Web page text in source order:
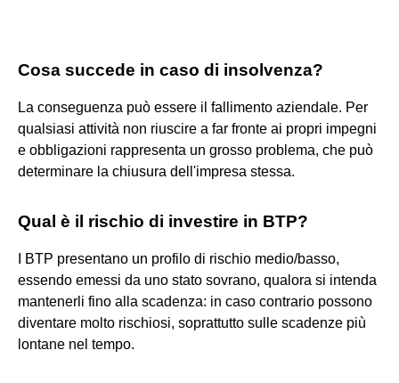
Cosa succede in caso di insolvenza?
La conseguenza può essere il fallimento aziendale. Per
qualsiasi attività non riuscire a far fronte ai propri impegni
e obbligazioni rappresenta un grosso problema, che può
determinare la chiusura dell'impresa stessa.
Qual è il rischio di investire in BTP?
I BTP presentano un profilo di rischio medio/basso,
essendo emessi da uno stato sovrano, qualora si intenda
mantenerli fino alla scadenza: in caso contrario possono
diventare molto rischiosi, soprattutto sulle scadenze più
lontane nel tempo.